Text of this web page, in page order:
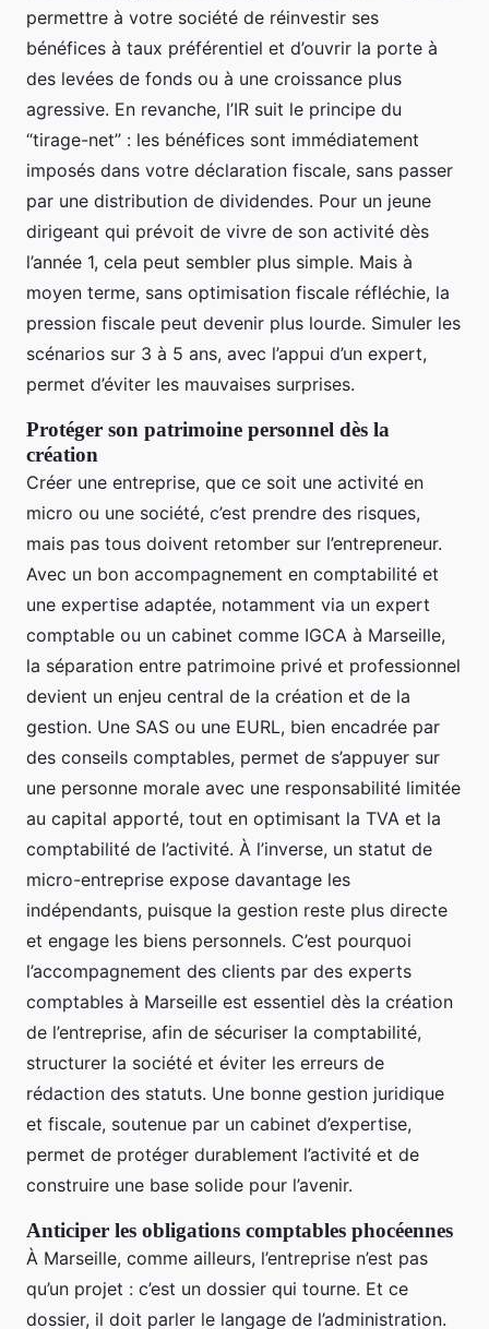
permettre à votre société de réinvestir ses
bénéfices à taux préférentiel et d’ouvrir la porte à
des levées de fonds ou à une croissance plus
agressive. En revanche, l’IR suit le principe du
“tirage-net” : les bénéfices sont immédiatement
imposés dans votre déclaration fiscale, sans passer
par une distribution de dividendes. Pour un jeune
dirigeant qui prévoit de vivre de son activité dès
l’année 1, cela peut sembler plus simple. Mais à
moyen terme, sans optimisation fiscale réfléchie, la
pression fiscale peut devenir plus lourde. Simuler les
scénarios sur 3 à 5 ans, avec l’appui d’un expert,
permet d’éviter les mauvaises surprises.
Protéger son patrimoine personnel dès la
création
Créer une entreprise, que ce soit une activité en
micro ou une société, c’est prendre des risques,
mais pas tous doivent retomber sur l’entrepreneur.
Avec un bon accompagnement en comptabilité et
une expertise adaptée, notamment via un expert
comptable ou un cabinet comme IGCA à Marseille,
la séparation entre patrimoine privé et professionnel
devient un enjeu central de la création et de la
gestion. Une SAS ou une EURL, bien encadrée par
des conseils comptables, permet de s’appuyer sur
une personne morale avec une responsabilité limitée
au capital apporté, tout en optimisant la TVA et la
comptabilité de l’activité. À l’inverse, un statut de
micro-entreprise expose davantage les
indépendants, puisque la gestion reste plus directe
et engage les biens personnels. C’est pourquoi
l’accompagnement des clients par des experts
comptables à Marseille est essentiel dès la création
de l’entreprise, afin de sécuriser la comptabilité,
structurer la société et éviter les erreurs de
rédaction des statuts. Une bonne gestion juridique
et fiscale, soutenue par un cabinet d’expertise,
permet de protéger durablement l’activité et de
construire une base solide pour l’avenir.
Anticiper les obligations comptables phocéennes
À Marseille, comme ailleurs, l’entreprise n’est pas
qu’un projet : c’est un dossier qui tourne. Et ce
dossier, il doit parler le langage de l’administration.